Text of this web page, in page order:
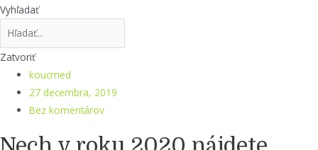
Vyhľadať
Zatvoriť
koucmed
27 decembra, 2019
Bez komentárov